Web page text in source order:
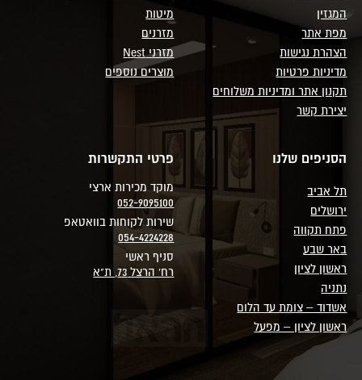
המגזין
מפת אתר
הצהרת נגישות
מדיניות פרטיות
תקנון אתר ומדיניות משלוחים
יצירת קשר
מיטות
מזרנים
מזרני Nest
מוצרים נוספים
הסניפים שלנו
תל אביב
ירושלים
פתח תקווה
באר שבע
ראשון לציון
נתניה
אשדוד – צומת עד הלום
ראשון לציון – מפעל
פרטי התקשרות
מוקד מכירות ארצי
052-9095100
שירות לקוחות בוואטאפ
054-4224228
סניף ראשי
רח' הרצל 73, ת"א